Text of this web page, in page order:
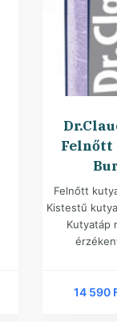
Felnőtt
Felnőtt
Kistestű
Kutyatáp
14 590